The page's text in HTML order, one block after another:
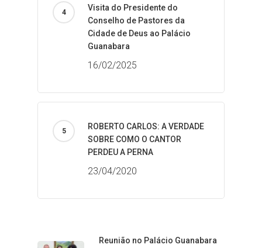
Visita do Presidente do
Conselho de Pastores da
Cidade de Deus ao Palácio
Guanabara
16/02/2025
ROBERTO CARLOS: A VERDADE
SOBRE COMO O CANTOR
PERDEU A PERNA
23/04/2020
Reunião no Palácio Guanabara